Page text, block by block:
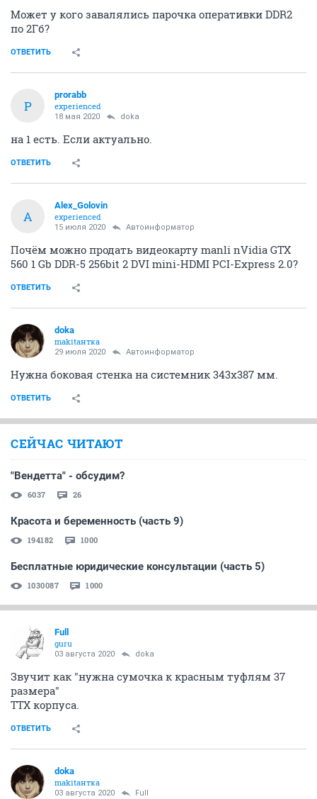
Может у кого завалялись парочка оперативки DDR2
по 2Гб?
ОТВЕТИТЬ
P
prorabb
experienced
18 мая 2020 doka
на 1 есть. Если актуально.
ОТВЕТИТЬ
A
Alex_Golovin
experienced
15 июля 2020 Автоинформатор
Почём можно продать видеокарту manli nVidia GTX
560 1 Gb DDR-5 256bit 2 DVI mini-HDMI PCI-Express 2.0?
ОТВЕТИТЬ
doka
makitaнтка
29 июля 2020 Автоинформатор
Нужна боковая стенка на системник 343х387 мм.
ОТВЕТИТЬ
СЕЙЧАС ЧИТАЮТ
"Вендетта" - обсудим?
6037 26
Красота и беременность (часть 9)
194182 1000
Бесплатные юридические консультации (часть 5)
1030087 1000
Full
guru
03 августа 2020 doka
Звучит как "нужна сумочка к красным туфлям 37
размера"
ТТХ корпуса.
ОТВЕТИТЬ
doka
makitaнтка
03 августа 2020 Full